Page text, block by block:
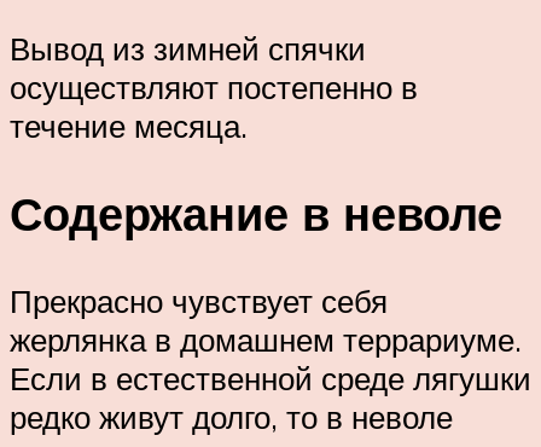
Вывод из зимней спячки
осуществляют постепенно в
течение месяца.
Содержание в неволе
Прекрасно чувствует себя
жерлянка в домашнем террариуме.
Если в естественной среде лягушки
редко живут долго, то в неволе